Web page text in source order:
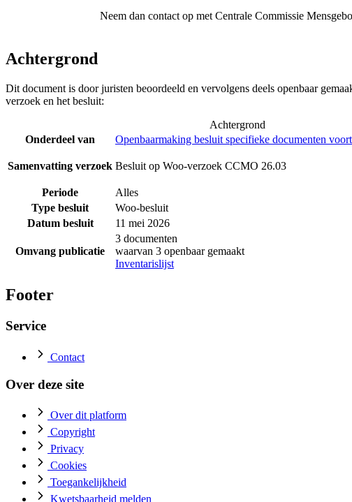
Neem dan contact op met Centrale Commissie
Achtergrond
Dit document is door juristen beoordeeld en vervolgens deels openbaar
verzoek en het besluit:
Achtergrond
Onderdeel van
Openbaarmaking besluit specifieke documenten
Samenvatting verzoek Besluit op Woo-verzoek CCMO 26.03
Periode
Alles
Type besluit
Woo-besluit
Datum besluit
11 mei 2026
Omvang publicatie
3 documenten
waarvan 3 openbaar gemaakt
Inventarislijst
Footer
Service
Contact
Over deze site
Over dit platform
Copyright
Privacy
Cookies
Toegankelijkheid
Kwetsbaarheid melden